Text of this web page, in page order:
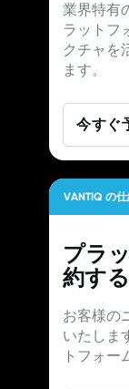
業界特有
ラットフ
クチャを
ます。
今すぐ
VANTIQ の
プラ
約する
お客様の
いたしま
トフォー